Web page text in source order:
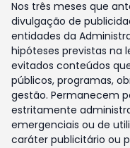
Nos três meses que
divulgação de
entidades da
hipóteses previstas na
evitados conteúdos
públicos, programas,
gestão. Permanecem
estritamente
emergenciais ou de
caráter publicitário ou